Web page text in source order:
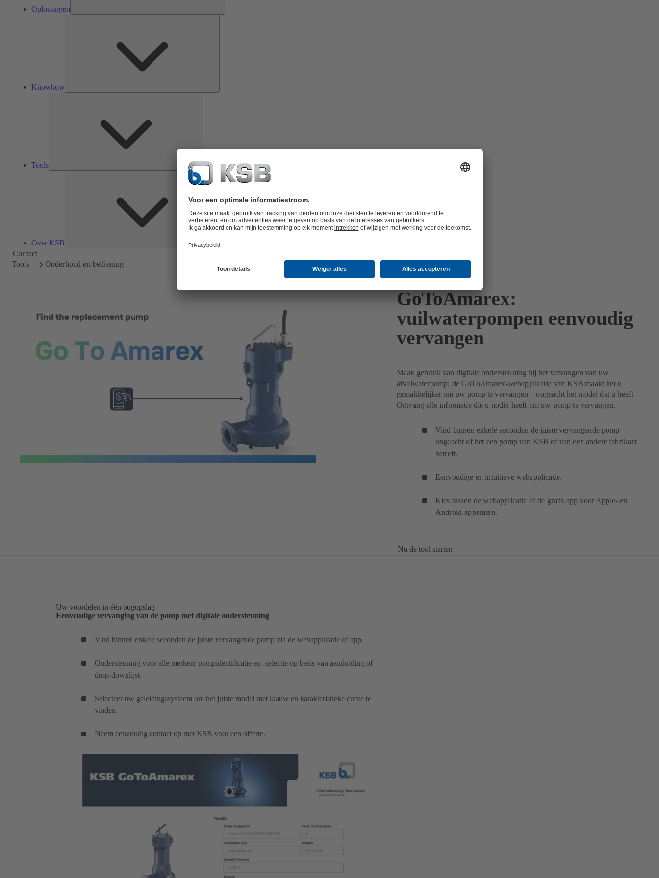
Oplossingen
Knowhow
Tools
Over KSB
Over
KSB
Contact
Tools
Onderhoud en bediening
GoToAmarex:
vuilwaterpompen eenvoudig
vervangen
Maak gebruik van digitale ondersteuning bij het vervangen van uw
afvalwaterpomp: de GoToAmarex-webapplicatie van KSB maakt het u
gemakkelijker om uw pomp te vervangen – ongeacht het model dat u heeft.
Ontvang alle informatie die u nodig heeft om uw pomp te vervangen.
Vind binnen enkele seconden de juiste vervangende pomp –
ongeacht of het een pomp van KSB of van een andere fabrikant
betreft.
Eenvoudige en intuïtieve webapplicatie.
Kies tussen de webapplicatie of de gratis app voor Apple- en
Android-apparaten.
Nu de tool starten
Uw voordelen in één oogopslag
Eenvoudige vervanging van de pomp met digitale ondersteuning
Vind binnen enkele seconden de juiste vervangende pomp via de webapplicatie of app.
Ondersteuning voor alle merken: pompidentificatie en -selectie op basis van aanduiding of
drop-downlijst.
Selecteer uw geleidingssysteem om het juiste model met klauw en karakteristieke curve te
vinden.
Neem eenvoudig contact op met KSB voor een offerte.